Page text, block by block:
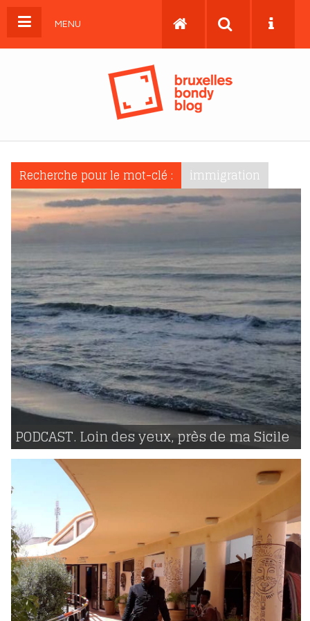
MENU
Recherche pour le mot-clé : immigration
PODCAST. Loin des yeux, près de ma Sicile
voir
11 | 04 | 2019
1445